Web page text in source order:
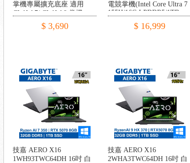
掌機專屬擴充底座 適用
CLAW 7/ CLAW 8 掌機
$ 3,690
電競掌機(Intel Core Ultra 7
155H/16G LPDDR5/1TB
$ 16,999
技嘉 AERO X16
1WH93TWC64DH 16吋 白
技嘉 AERO X16
2WHA3TWC64DH 16吋 白